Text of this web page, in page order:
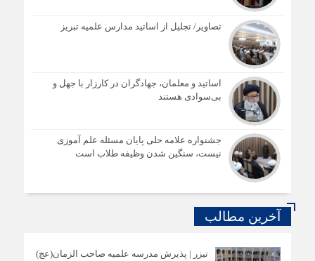
تصاویر/ تجلیل از اساتید مدارس علمیه تبریز
اساتید و معلمان، جهادگران در کارزار با جهل و
بی‌سوادی هستند
جشنواره علامه حلی پایان مسئله علم آموزی
نیست، سنگین شدن وظیفه طلاب است
آخرین مطالب
تیزر | پذیرش مدرسه علمیه صاحب الزمان(عج)